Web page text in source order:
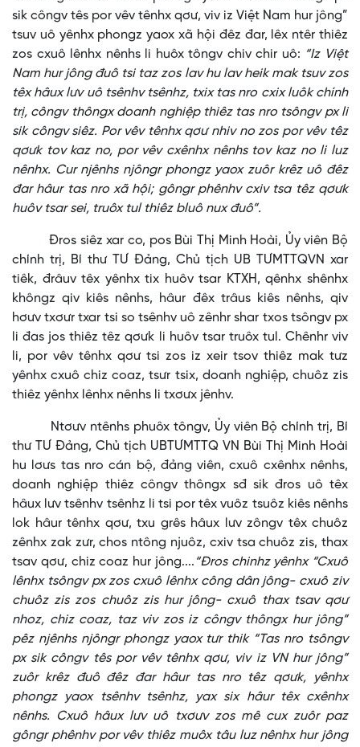
sik côngv tês por vêv tênhx qơư, viv iz Việt Nam hur jông”
tsuv uô yênhx phongz yaox xã hội đêz đar, lêx ntêr thiêz
zos cxuô lênhx nênhs li huôx tôngv chiv chir uô: “Iz Việt
Nam hur jông đuô tsi taz zos lav hu lav heik mak tsuv zos
têx hâux lưv uô tsênhv tsênhz, txix tas nro cxix luôk chính
trị, côngv thôngx doanh nghiệp thiêz tas nro tsôngv px li
sik côngv siêz. Por vêv tênhx qơư nhiv no zos por vêv têz
qơưk tov kaz no, por vêv cxênhx nênhs tov kaz no li luz
nênhx. Cur njênhs njôngr phongz yaox zuôr krêz uô đêz
đar hâur tas nro xã hội; gôngr phênhv cxiv tsa têz qơưk
huôv tsar sei, truôx tul thiêz bluô nux đuô”.
Đros siêz xar co, pos Bùi Thị Minh Hoài, Ủy viên Bộ
chính trị, Bí thư TƯ Đảng, Chủ tịch UB TƯMTTQVN xar
tiêk, đrâuv têx yênhx tix huôv tsar KTXH, qênhx shênhx
khôngz qiv kiês nênhs, hâur đêx trâus kiês nênhs, qiv
hơưv txơưr txar tsi so tsênhv uô zênhr shar txos tsôngv px
li đas jos thiêz têz qơưk li huôv tsar truôx tul. Chênhr viv
li, por vêv tênhx qơư tsi zos iz xeir tsov thiêz mak tưz
yênhx cxuô chiz coaz, tsưr tsix, doanh nghiệp, chuôz zis
thiêz yênhx lênhx nênhs li txơưx jênhv.
Ntơưv ntênhs phuôx tôngv, Ủy viên Bộ chính trị, Bí
thư TƯ Đảng, Chủ tịch UBTƯMTTQ VN Bùi Thị Minh Hoài
hu lơưs tas nro cán bộ, đảng viên, cxuô cxênhx nênhs,
doanh nghiệp thiêz côngv thôngx sđ sik đros uô têx
hâux lưv tsênhv tsênhz li tsi por têx vuôz tsuôz kiês nênhs
lok hâur tênhx qơư, txu grês hâux lưv zôngv têx chuôz
zênhx zak zưr, chos ntông njuôz, cxiv tsa chuôz zis, thax
tsav qơư, chiz coaz hur jông.... “Đros chinhz yênhx “Cxuô
lênhx tsôngv px zos cxuô lênhx công dân jông- cxuô ziv
chuôz zis zos chuôz zis hur jông- cxuô thax tsav qơư
nhoz, chiz coaz, taz viv zos iz côngv thôngx hur jông”
pêz njênhs njôngr phongz yaox tưr thik “Tas nro tsôngv
px sik côngv tês por vêv tênhx qơư, viv iz VN hur jông”
zuôr krêz đuô đêz đar hâur tas nro têz qơưk, yênhx
phongz yaox tsênhv tsênhz, yax six hâur têx cxênhx
nênhs. Cxuô hâux lưv uô txơưv zos mê cux zuôr paz
gôngr phênhv por vêv thiêz muôx tâu luz nênhx hur jông